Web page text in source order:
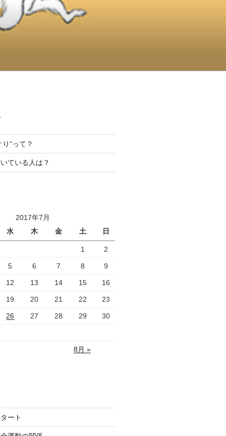
“って？
ている人は？
2017年7月
水
木 金 土 日
1 2
5 6 7 8 9
12 13 14 15 16
19 20 21 22 23
26 27 28 29 30
8月 »
ート